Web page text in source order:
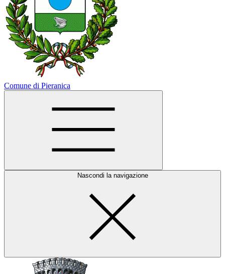
Comune di Pieranica
Nascondi la navigazione